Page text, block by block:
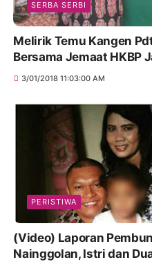
SERBA SERBI
Melirik Temu Kangen
Bersama Jemaat HKBP
3/01/2018 11:03:00 AM
PERISTIWA
(Video) Laporan
Nainggolan, Istri dan